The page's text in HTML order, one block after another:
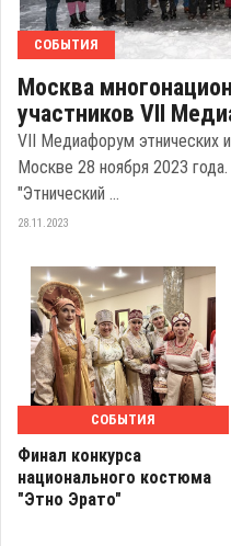
СОБЫТИЯ
Москва
участников VII
VII Медиафорум этнических
Москве 28 ноября 2023
"Этнический ...
28.11.2023
СОБЫТИЯ
Финал конкурса
национального костюма
"Этно Эрато"